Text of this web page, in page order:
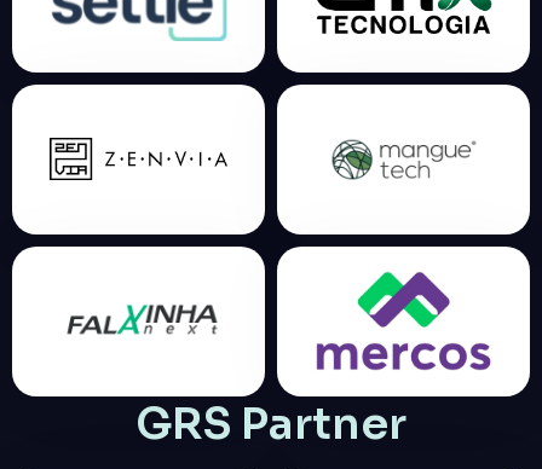
GRS Partner